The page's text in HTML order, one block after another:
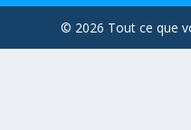
© 2026 Tout ce que